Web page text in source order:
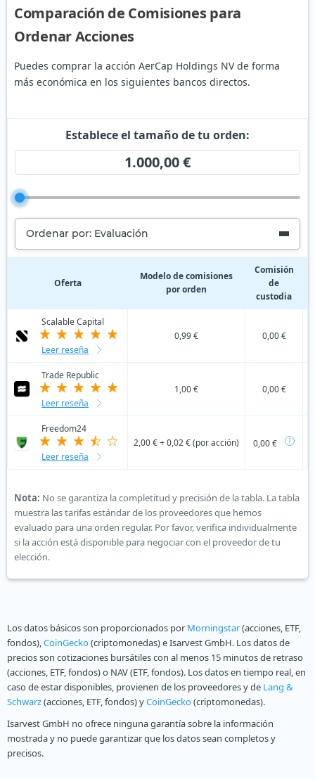
Comparación de Comisiones para
Ordenar Acciones
Puedes comprar la acción AerCap Holdings NV de forma
más económica en los siguientes bancos directos.
Establece el tamaño de tu orden:
1.000,00 €
Ordenar por: Evaluación
Oferta
Modelo de comisiones
por orden
Comisión
de
custodia
Scalable Capital
Leer reseña
0,99 € 0,00 €
Trade Republic
Leer reseña
1,00 € 0,00 €
Freedom24
Leer reseña
2,00 € + 0,02 € (por acción) 0,00 €
Nota: No se garantiza la completitud y precisión de la tabla. La tabla
muestra las tarifas estándar de los proveedores que hemos
evaluado para una orden regular. Por favor, verifica individualmente
si la acción está disponible para negociar con el proveedor de tu
elección.
Los datos básicos son proporcionados por Morningstar(acciones, ETF,
fondos),CoinGecko(criptomonedas) e Isarvest GmbH. Los datos de
precios son cotizaciones bursátiles con al menos 15 minutos de retraso
(acciones, ETF, fondos) o NAV (ETF, fondos). Los datos en tiempo real, en
caso de estar disponibles, provienen de los proveedores y de Lang &
Schwarz(acciones, ETF, fondos) yCoinGecko(criptomonedas).
Isarvest GmbH no ofrece ninguna garantía sobre la información
mostrada y no puede garantizar que los datos sean completos y
precisos.